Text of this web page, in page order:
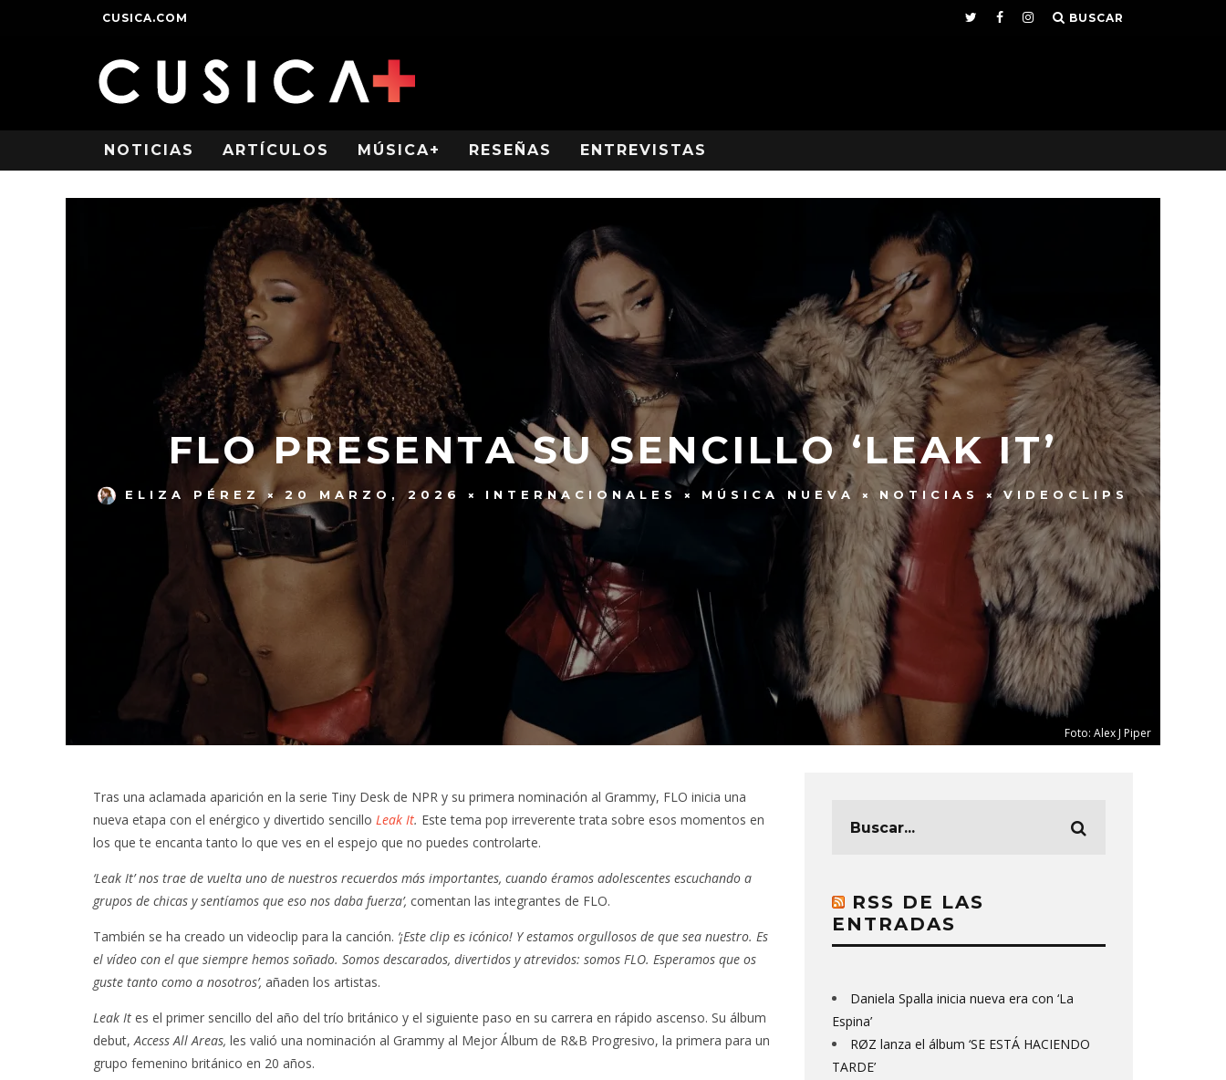
CUSICA.COM BUSCAR
NOTICIAS ARTÍCULOS MÚSICA+ RESEÑAS ENTREVISTAS
FLO PRESENTA SU SENCILLO ‘LEAK IT’
ELIZA PÉREZ 20 MARZO, 2026 INTERNACIONALES MÚSICA NUEVA NOTICIAS VIDEOCLIPS
Foto: Alex J Piper
Tras una aclamada aparición en la serie Tiny Desk de NPR y su primera nominación al Grammy, FLO inicia una
nueva etapa con el enérgico y divertido sencillo Leak It. Este tema pop irreverente trata sobre esos momentos en
los que te encanta tanto lo que ves en el espejo que no puedes controlarte.
‘Leak It’ nos trae de vuelta uno de nuestros recuerdos más importantes, cuando éramos adolescentes escuchando a
grupos de chicas y sentíamos que eso nos daba fuerza’, comentan las integrantes de FLO.
También se ha creado un videoclip para la canción. ‘¡Este clip es icónico! Y estamos orgullosos de que sea nuestro. Es
el vídeo con el que siempre hemos soñado. Somos descarados, divertidos y atrevidos: somos FLO. Esperamos que os
guste tanto como a nosotros’, añaden los artistas.
Leak It es el primer sencillo del año del trío británico y el siguiente paso en su carrera en rápido ascenso. Su álbum
debut,Access All Areas, les valió una nominación al Grammy al Mejor Álbum de R&B Progresivo, la primera para un
grupo femenino británico en 20 años.
RSS DE LAS
ENTRADAS
Daniela Spalla inicia nueva era con ‘La
Espina’
RØZ lanza el álbum ‘SE ESTÁ HACIENDO
TARDE’